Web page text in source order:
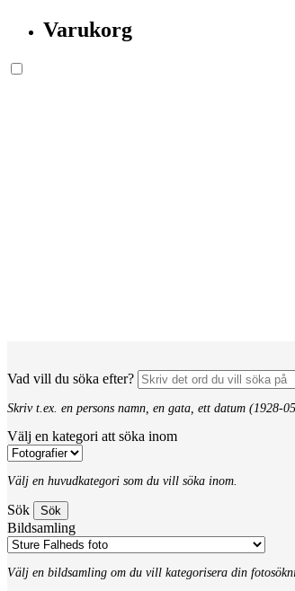
Varukorg
Vad vill du söka efter?
Skriv t.ex. en persons namn, en gata, ett datum (1928-
Välj en kategori att söka inom
Välj en huvudkategori som du vill söka inom.
Sök
Bildsamling
Välj en bildsamling om du vill kategorisera din